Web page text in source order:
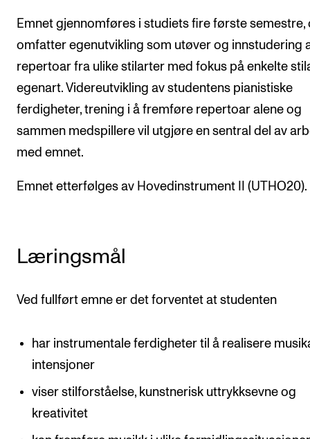
Si ifra!
Betalte spilleoppdrag
Utveksling og reiser
Velferd og helse
KONTAKTER
Studentutvalet SUT
Biblioteket
Organisasjon
Hvem gjør hva i administrasjonen?
Emnet gjennomføres i studiets fire første semestre,
omfatter egenutvikling som utøver og innstudering
repertoar fra ulike stilarter med fokus på enkelte
egenart. Videreutvikling av studentens pianistiske
ferdigheter, trening i å fremføre repertoar alene og
sammen medspillere vil utgjøre en sentral del av
med emnet.
Emnet etterfølges av Hovedinstrument II (UTHO20).
Læringsmål
Ved fullført emne er det forventet at studenten
har instrumentale ferdigheter til å realisere
intensjoner
viser stilforståelse, kunstnerisk uttrykksevne og
kreativitet